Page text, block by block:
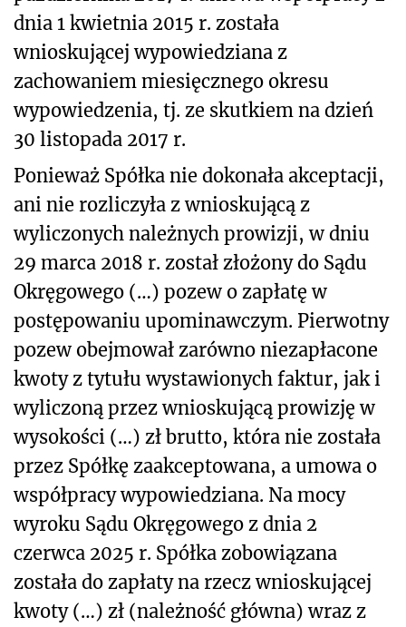
dnia 1 kwietnia 2015 r. została
wnioskującej wypowiedziana z
zachowaniem miesięcznego okresu
wypowiedzenia, tj. ze skutkiem na dzień
30 listopada 2017 r.
Ponieważ Spółka nie dokonała akceptacji,
ani nie rozliczyła z wnioskującą z
wyliczonych należnych prowizji, w dniu
29 marca 2018 r. został złożony do Sądu
Okręgowego (…) pozew o zapłatę w
postępowaniu upominawczym. Pierwotny
pozew obejmował zarówno niezapłacone
kwoty z tytułu wystawionych faktur, jak i
wyliczoną przez wnioskującą prowizję w
wysokości (…) zł brutto, która nie została
przez Spółkę zaakceptowana, a umowa o
współpracy wypowiedziana. Na mocy
wyroku Sądu Okręgowego z dnia 2
czerwca 2025 r. Spółka zobowiązana
została do zapłaty na rzecz wnioskującej
kwoty (…) zł (należność główna) wraz z